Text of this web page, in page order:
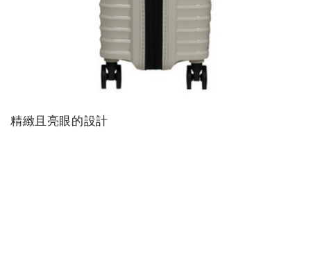
精緻且亮眼的設計